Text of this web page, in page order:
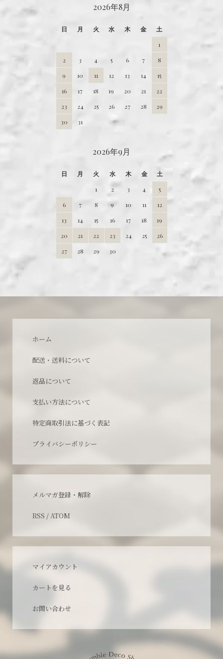
CALENDAR 2026年8月
日 月 火 水 木 金
土
1
2
3 4 5 6 7
8
9
10 11 12 13 14
15
16
17 18 19 20 21
22
23
24 25 26 27 28
29
30
31
2026年9月
日 月 火 水 木 金
土
1
2 3 4
5
6
7 8 9 10 11
12
13
14 15 16 17 18
19
20
21 22 23 24 25
26
27
28 29 30
ホーム
配送・送料について
返品について
支払い方法について
特定商取引法に基づく表記
プライバシーポリシー
メルマガ登録・解除
RSS /ATOM
マイアカウント
カートを見る
お問い合わせ